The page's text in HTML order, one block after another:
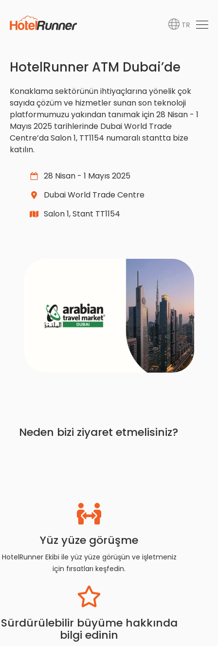
TR
HotelRunner ATM Dubai’de
Konaklama sektörünün ihtiyaçlarına yönelik çok
sayıda çözüm ve hizmetler sunan son teknoloji
platformumuzu yakından tanımak için 28 Nisan - 1
Mayıs 2025 tarihlerinde Dubai World Trade
Centre’da Salon 1, TT1154 numaralı stantta bize
katılın.
28 Nisan - 1 Mayıs 2025
Dubai World Trade Centre
Salon 1, Stant TT1154
Neden bizi ziyaret etmelisiniz?
Sürdürülebilir büyüme hakkında
bilgi edinin
Yüz yüze görüşme
HotelRunner Ekibi ile yüz yüze görüşün ve işletmeniz
için fırsatları keşfedin.